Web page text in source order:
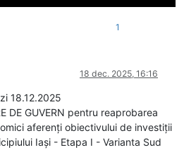
1
18 dec. 2025, 16:16
18.12.2025
DE GUVERN pentru reaprobarea
aferenţi obiectivului de investiţii
Iaşi - Etapa I - Varianta Sud